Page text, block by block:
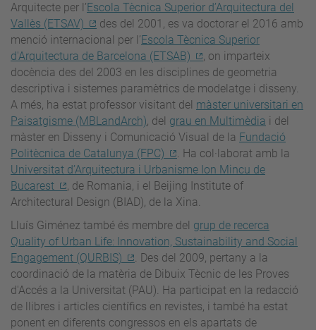
Arquitecte per l’Escola Tècnica Superior d’Arquitectura del
Vallès (ETSAV)
des del 2001, es va doctorar el 2016 amb
menció internacional per l’Escola Tècnica Superior
d'Arquitectura de Barcelona (ETSAB)
, on imparteix
docència des del 2003 en les disciplines de geometria
descriptiva i sistemes paramètrics de modelatge i disseny.
A més, ha estat professor visitant del màster universitari en
Paisatgisme (MBLandArch), del grau en Multimèdia i del
màster en Disseny i Comunicació Visual de la Fundació
Politècnica de Catalunya (FPC)
. Ha col·laborat amb la
Universitat d’Arquitectura i Urbanisme Ion Mincu de
Bucarest
, de Romania, i el Beijing Institute of
Architectural Design (BIAD), de la Xina.
Lluís Giménez també és membre del grup de recerca
Quality of Urban Life: Innovation, Sustainability and Social
Engagement (QURBIS)
. Des del 2009, pertany a la
coordinació de la matèria de Dibuix Tècnic de les Proves
d'Accés a la Universitat (PAU). Ha participat en la redacció
de llibres i articles científics en revistes, i també ha estat
ponent en diferents congressos en els apartats de